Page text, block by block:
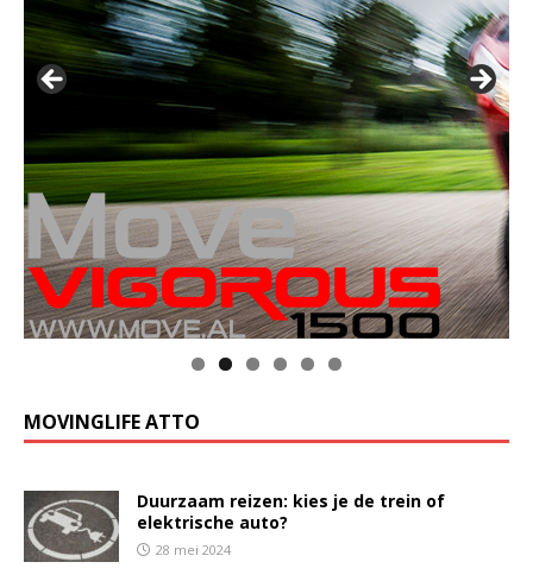
MOVINGLIFE ATTO
Duurzaam reizen: kies je de trein of
elektrische auto?
28 mei 2024